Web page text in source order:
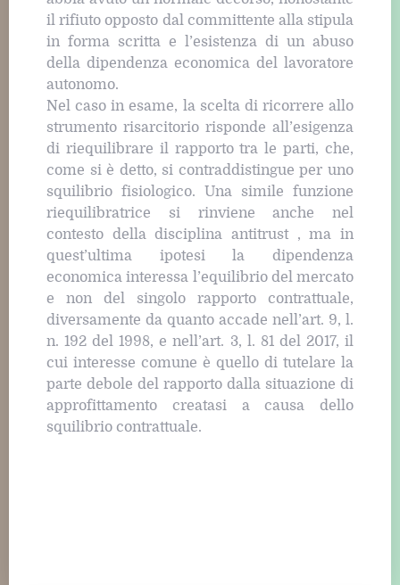
il rifiuto opposto dal committente alla stipula
in forma scritta e l’esistenza di un abuso
della dipendenza economica del lavoratore
autonomo.
Nel caso in esame, la scelta di ricorrere allo
strumento risarcitorio risponde all’esigenza
di riequilibrare il rapporto tra le parti, che,
come si è detto, si contraddistingue per uno
squilibrio fisiologico. Una simile funzione
riequilibratrice si rinviene anche nel
contesto della disciplina antitrust , ma in
quest’ultima ipotesi la dipendenza
economica interessa l’equilibrio del mercato
e non del singolo rapporto contrattuale,
diversamente da quanto accade nell’art. 9, l.
n. 192 del 1998, e nell’art. 3, l. 81 del 2017, il
cui interesse comune è quello di tutelare la
parte debole del rapporto dalla situazione di
approfittamento creatasi a causa dello
squilibrio contrattuale.